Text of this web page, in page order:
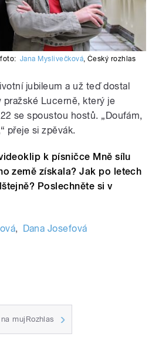
foto: Jana Myslivečková, Český rozhlas
jubileum a už teď dostal
pražské Lucerně, který je
se spoustou hostů. „Doufám,
přeje si zpěvák.
k písničce Mně sílu
země získala? Jak po letech
Poslechněte si v
, Dana Josefová
mujRozhlas